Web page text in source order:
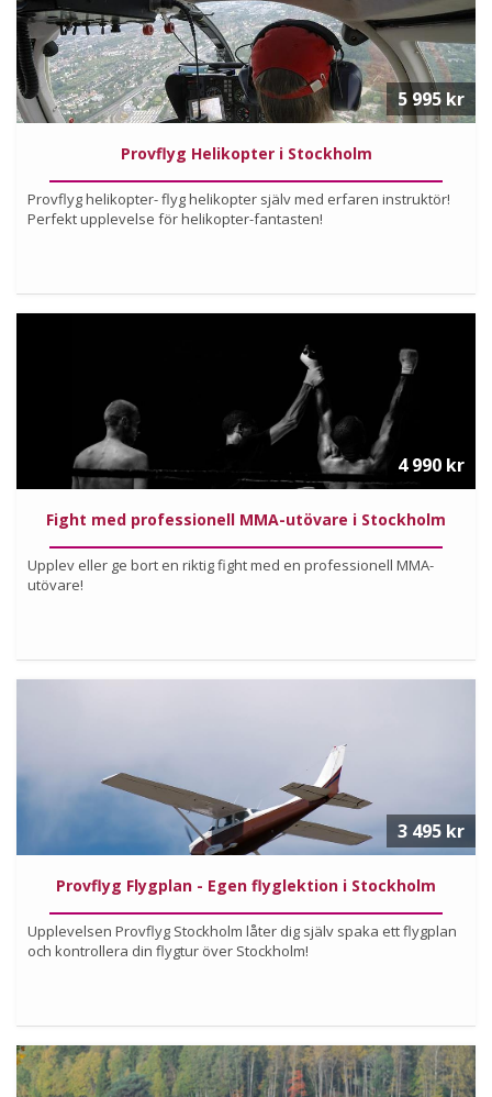
Provflyg Helikopter i Stockholm
Provflyg helikopter- flyg helikopter själv med erfaren instruktör!
Perfekt upplevelse för helikopter-fantasten!
5 995 kr
Köp
Läs mer om upplevelsen
Fight med professionell MMA-utövare i Stockholm
Upplev eller ge bort en riktig fight med en professionell MMA-
utövare!
4 990 kr
Köp
Provflyg Flygplan - Egen flyglektion i Stockholm
Upplevelsen Provflyg Stockholm låter dig själv spaka ett flygplan
och kontrollera din flygtur över Stockholm!
3 495 kr
Köp
Läs mer om upplevelsen